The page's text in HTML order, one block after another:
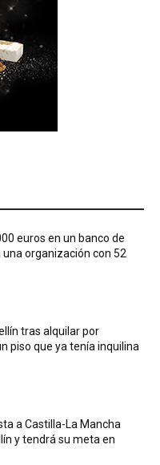
euros en un banco de
organización con 52
tras alquilar por
piso que ya tenía inquilina
a Castilla-La Mancha
y tendrá su meta en